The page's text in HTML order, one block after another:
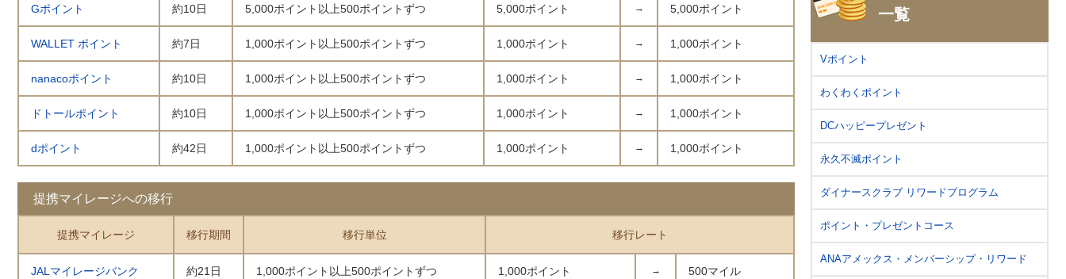
Gポイント 約10日 5,000ポイント以上500ポイントずつ 5,000ポイント → 5,000ポイント
WALLET ポイント 約7日 1,000ポイント以上500ポイントずつ 1,000ポイント → 1,000ポイント
nanacoポイント 約10日 1,000ポイント以上500ポイントずつ 1,000ポイント → 1,000ポイント
ドトールポイント 約10日 1,000ポイント以上500ポイントずつ 1,000ポイント → 1,000ポイント
dポイント 約42日 1,000ポイント以上500ポイントずつ 1,000ポイント → 1,000ポイント
提携マイレージへの移行
提携マイレージ 移行期間 移行単位 移行レート
JALマイレージバンク 約21日 1,000ポイント以上500ポイントずつ 1,000ポイント → 500マイル
一覧
Vポイント
わくわくポイント
DCハッピープレゼント
永久不滅ポイント
ダイナースクラブ リワードプログラム
ポイント・プレゼントコース
ANAアメックス・メンバーシップ・リワード